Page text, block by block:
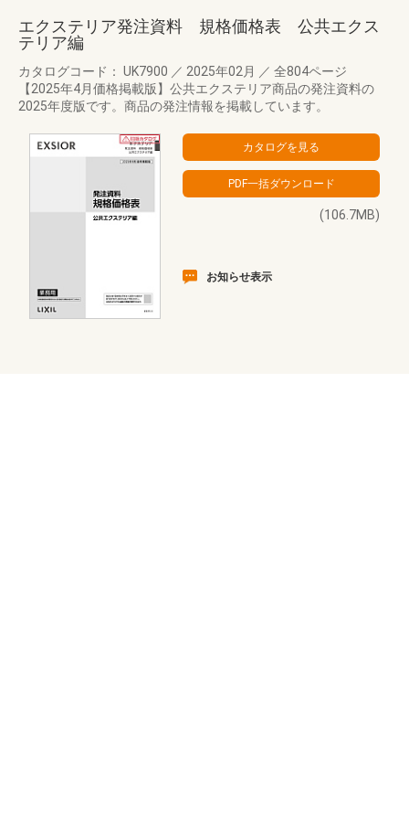
エクステリア発注資料 規格価格表 公共エクス
テリア編
カタログコード： UK7900 ／ 2025年02月 ／ 全804ページ
【2025年4月価格掲載版】公共エクステリア商品の発注資料の
2025年度版です。商品の発注情報を掲載しています。
(106.7MB)
お知らせ表示